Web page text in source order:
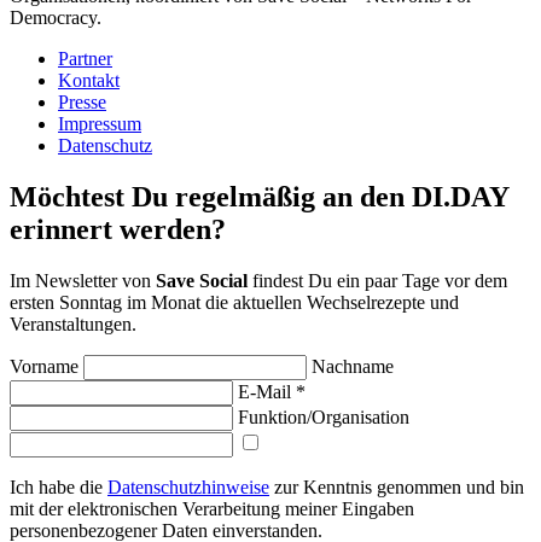
Democracy.
Partner
Kontakt
Presse
Impressum
Datenschutz
Möchtest Du regelmäßig an den DI.DAY
erinnert werden?
Im Newsletter von Save Social findest Du ein paar Tage vor dem
ersten Sonntag im Monat die aktuellen Wechsel­rezepte und
Veranstaltungen.
Vorname
Nachname
E-Mail *
Funktion/Organisation
Ich habe die Datenschutzhinweise zur Kenntnis genommen und bin
mit der elektronischen Verarbeitung meiner Eingaben
personenbezogener Daten einverstanden.